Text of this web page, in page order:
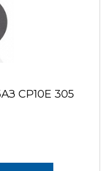
CP10E 305